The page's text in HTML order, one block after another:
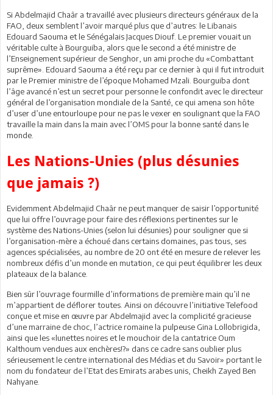
Si Abdelmajid Chaâr a travaillé avec plusieurs directeurs généraux de la
FAO, deux semblent l’avoir marqué plus que d’autres: le Libanais
Edouard Saouma et le Sénégalais Jacques Diouf. Le premier vouait un
véritable culte à Bourguiba, alors que le second a été ministre de
l’Enseignement supérieur de Senghor, un ami proche du «Combattant
suprême». Edouard Saouma a été reçu par ce dernier à qui il fut introduit
par le Premier ministre de l’époque Mohamed Mzali. Bourguiba dont
l’âge avancé n’est un secret pour personne le confondit avec le directeur
général de l’organisation mondiale de la Santé, ce qui amena son hôte
d’user d’une entourloupe pour ne pas le vexer en soulignant que la FAO
travaille la main dans la main avec l’OMS pour la bonne santé dans le
monde.
Les Nations-Unies (plus désunies
que jamais ?)
Evidemment Abdelmajid Chaâr ne peut manquer de saisir l’opportunité
que lui offre l’ouvrage pour faire des réflexions pertinentes sur le
système des Nations-Unies (selon lui désunies) pour souligner que si
l’organisation-mère a échoué dans certains domaines, pas tous, ses
agences spécialisées, au nombre de 20 ont été en mesure de relever les
nombreux défis d’un monde en mutation, ce qui peut équilibrer les deux
plateaux de la balance.
Bien sûr l’ouvrage fourmille d’informations de première main qu’il ne
m’appartient de déflorer toutes. Ainsi on découvre l’initiative Telefood
conçue et mise en œuvre par Abdelmajid avec la complicité gracieuse
d’une marraine de choc, l’actrice romaine la pulpeuse Gina Lollobrigida,
ainsi que les «lunettes noires et le mouchoir de la cantatrice Oum
Kalthoum vendues aux enchères!?» dans ce cadre sans oublier plus
sérieusement le centre international des Médias et du Savoir» portant le
nom du fondateur de l’Etat des Emirats arabes unis, Cheikh Zayed Ben
Nahyane.